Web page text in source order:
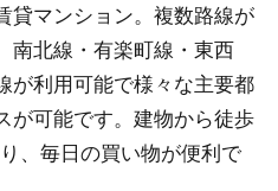
貸マンション。複数路線が
南北線・有楽町線・東西
が利用可能で様々な主要都
が可能です。建物から徒歩
、毎日の買い物が便利で